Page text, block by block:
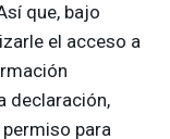
que, bajo
el acceso a
declaración,
para